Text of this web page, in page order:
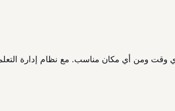
وقت ومن أي مكان مناسب. مع نظام إدارة